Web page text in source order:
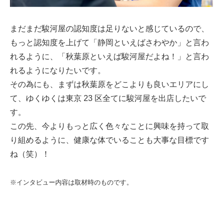
まだまだ駿河屋の認知度は足りないと感じているので、
もっと認知度を上げて「静岡といえばさわやか」と言わ
れるように、「秋葉原といえば駿河屋だよね！」と言わ
れるようになりたいです。
その為にも、まずは秋葉原をどこよりも良いエリアにし
て、ゆくゆくは東京 23 区全てに駿河屋を出店したいで
す。
この先、今よりもっと広く色々なことに興味を持って取
り組めるように、健康な体でいることも大事な目標です
ね（笑）！
※インタビュー内容は取材時のものです。